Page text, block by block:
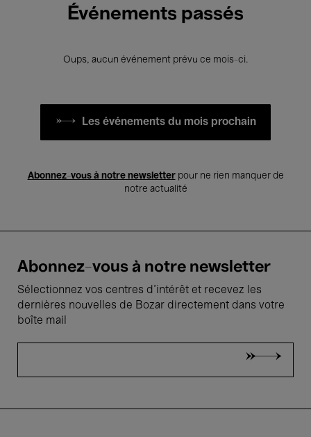
Événements passés
Oups, aucun événement prévu ce mois-ci.
Les événements du mois prochain
Abonnez-vous à notre newsletterpour ne rien manquer de
notre actualité
Abonnez-vous à notre newsletter
Sélectionnez vos centres d'intérêt et recevez les
dernières nouvelles de Bozar directement dans votre
boîte mail